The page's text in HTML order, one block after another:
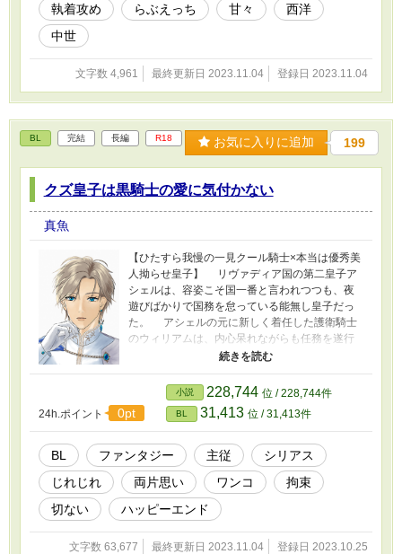
執着攻め
らぶえっち 甘々
西洋
中世
文字数 4,961 最終更新日 2023.11.04 登録日 2023.11.04
BL 完結 長編 R18 お気に入りに追加 199
クズ皇子は黒騎士の愛に気付かない
真魚
【ひたすら我慢の一見クール騎士×本当は優秀美
人拗らせ皇子】 リヴァディア国の第二皇子ア
シェルは、容姿こそ国一番と言われつつも、夜
遊びばかりで国務を怠っている能無し皇子だっ
た。 アシェルの元に新しく着任した護衛騎士
のウィリアムは、内心呆れながらも任務を遂行
していたが、皇子の意外な内面に次第に惹かれ
たアシェル皇子は、単独でその探りを入れはじ
めるが、その身を削るような行動にウィリアム
は耐えられなくなり…… 苦悩する護衛騎士
と、騎士の愛に救われる皇子の話です。 ※旧
題：クズ皇子は黒騎士の苦悩に気付かない ※ム
ーンライトノベルズにも掲載しています。
24h.ポイント 0pt
小説 228,744 位 / 228,744件
BL 31,413 位 / 31,413件
BL ファンタジー 主従
シリアス
じれじれ
両片思い ワンコ
拘束
切ない
ハッピーエンド
文字数 63,677 最終更新日 2023.11.04 登録日 2023.10.25